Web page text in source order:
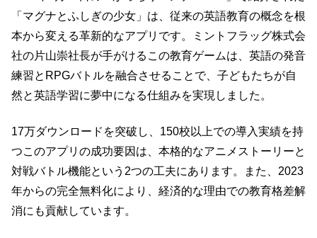
「マグナとふしぎの少女」は、従来の英語教育の概念を根
本から変える革新的なアプリです。ミントフラッグ株式会
社の片山崇社長が手がけるこの教育ゲームは、英語の発音
練習とRPGバトルを融合させることで、子どもたちが自
然と英語学習に夢中になる仕組みを実現しました。
17万ダウンロードを突破し、150校以上での導入実績を持
つこのアプリの成功要因は、本格的なアニメストーリーと
対戦バトル機能という2つの工夫にあります。また、2023
年からの完全無料化により、経済的な理由での教育格差解
消にも貢献しています。